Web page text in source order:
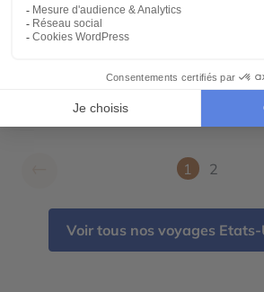
Wild West en Images : Voyage
Photographique Guidé
Phoenix - Las Vegas - Utah -
Vallée de la Mort) - Lake Powell -
1 2
Voir tous nos voyages Etats-